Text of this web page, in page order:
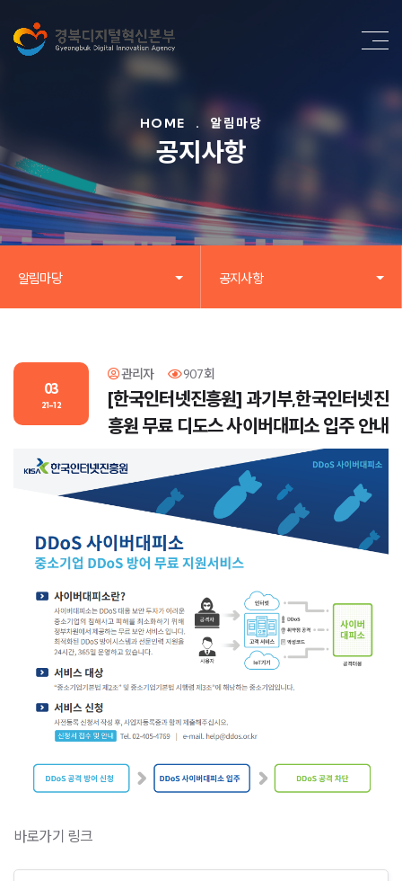
HOME . 알림마당
공지사항
알림마당 공지사항
03
21-12
관리자 907회
[한국인터넷진흥원] 과기부,한국인터넷진
흥원 무료 디도스 사이버대피소 입주 안내
바로가기 링크